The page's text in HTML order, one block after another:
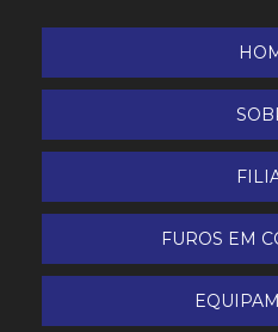
Locação Conjunto de
Máquina de Corte Plasma
Máquina de Solda Inversora
Melhor Borracha líquida do
FUROS EM